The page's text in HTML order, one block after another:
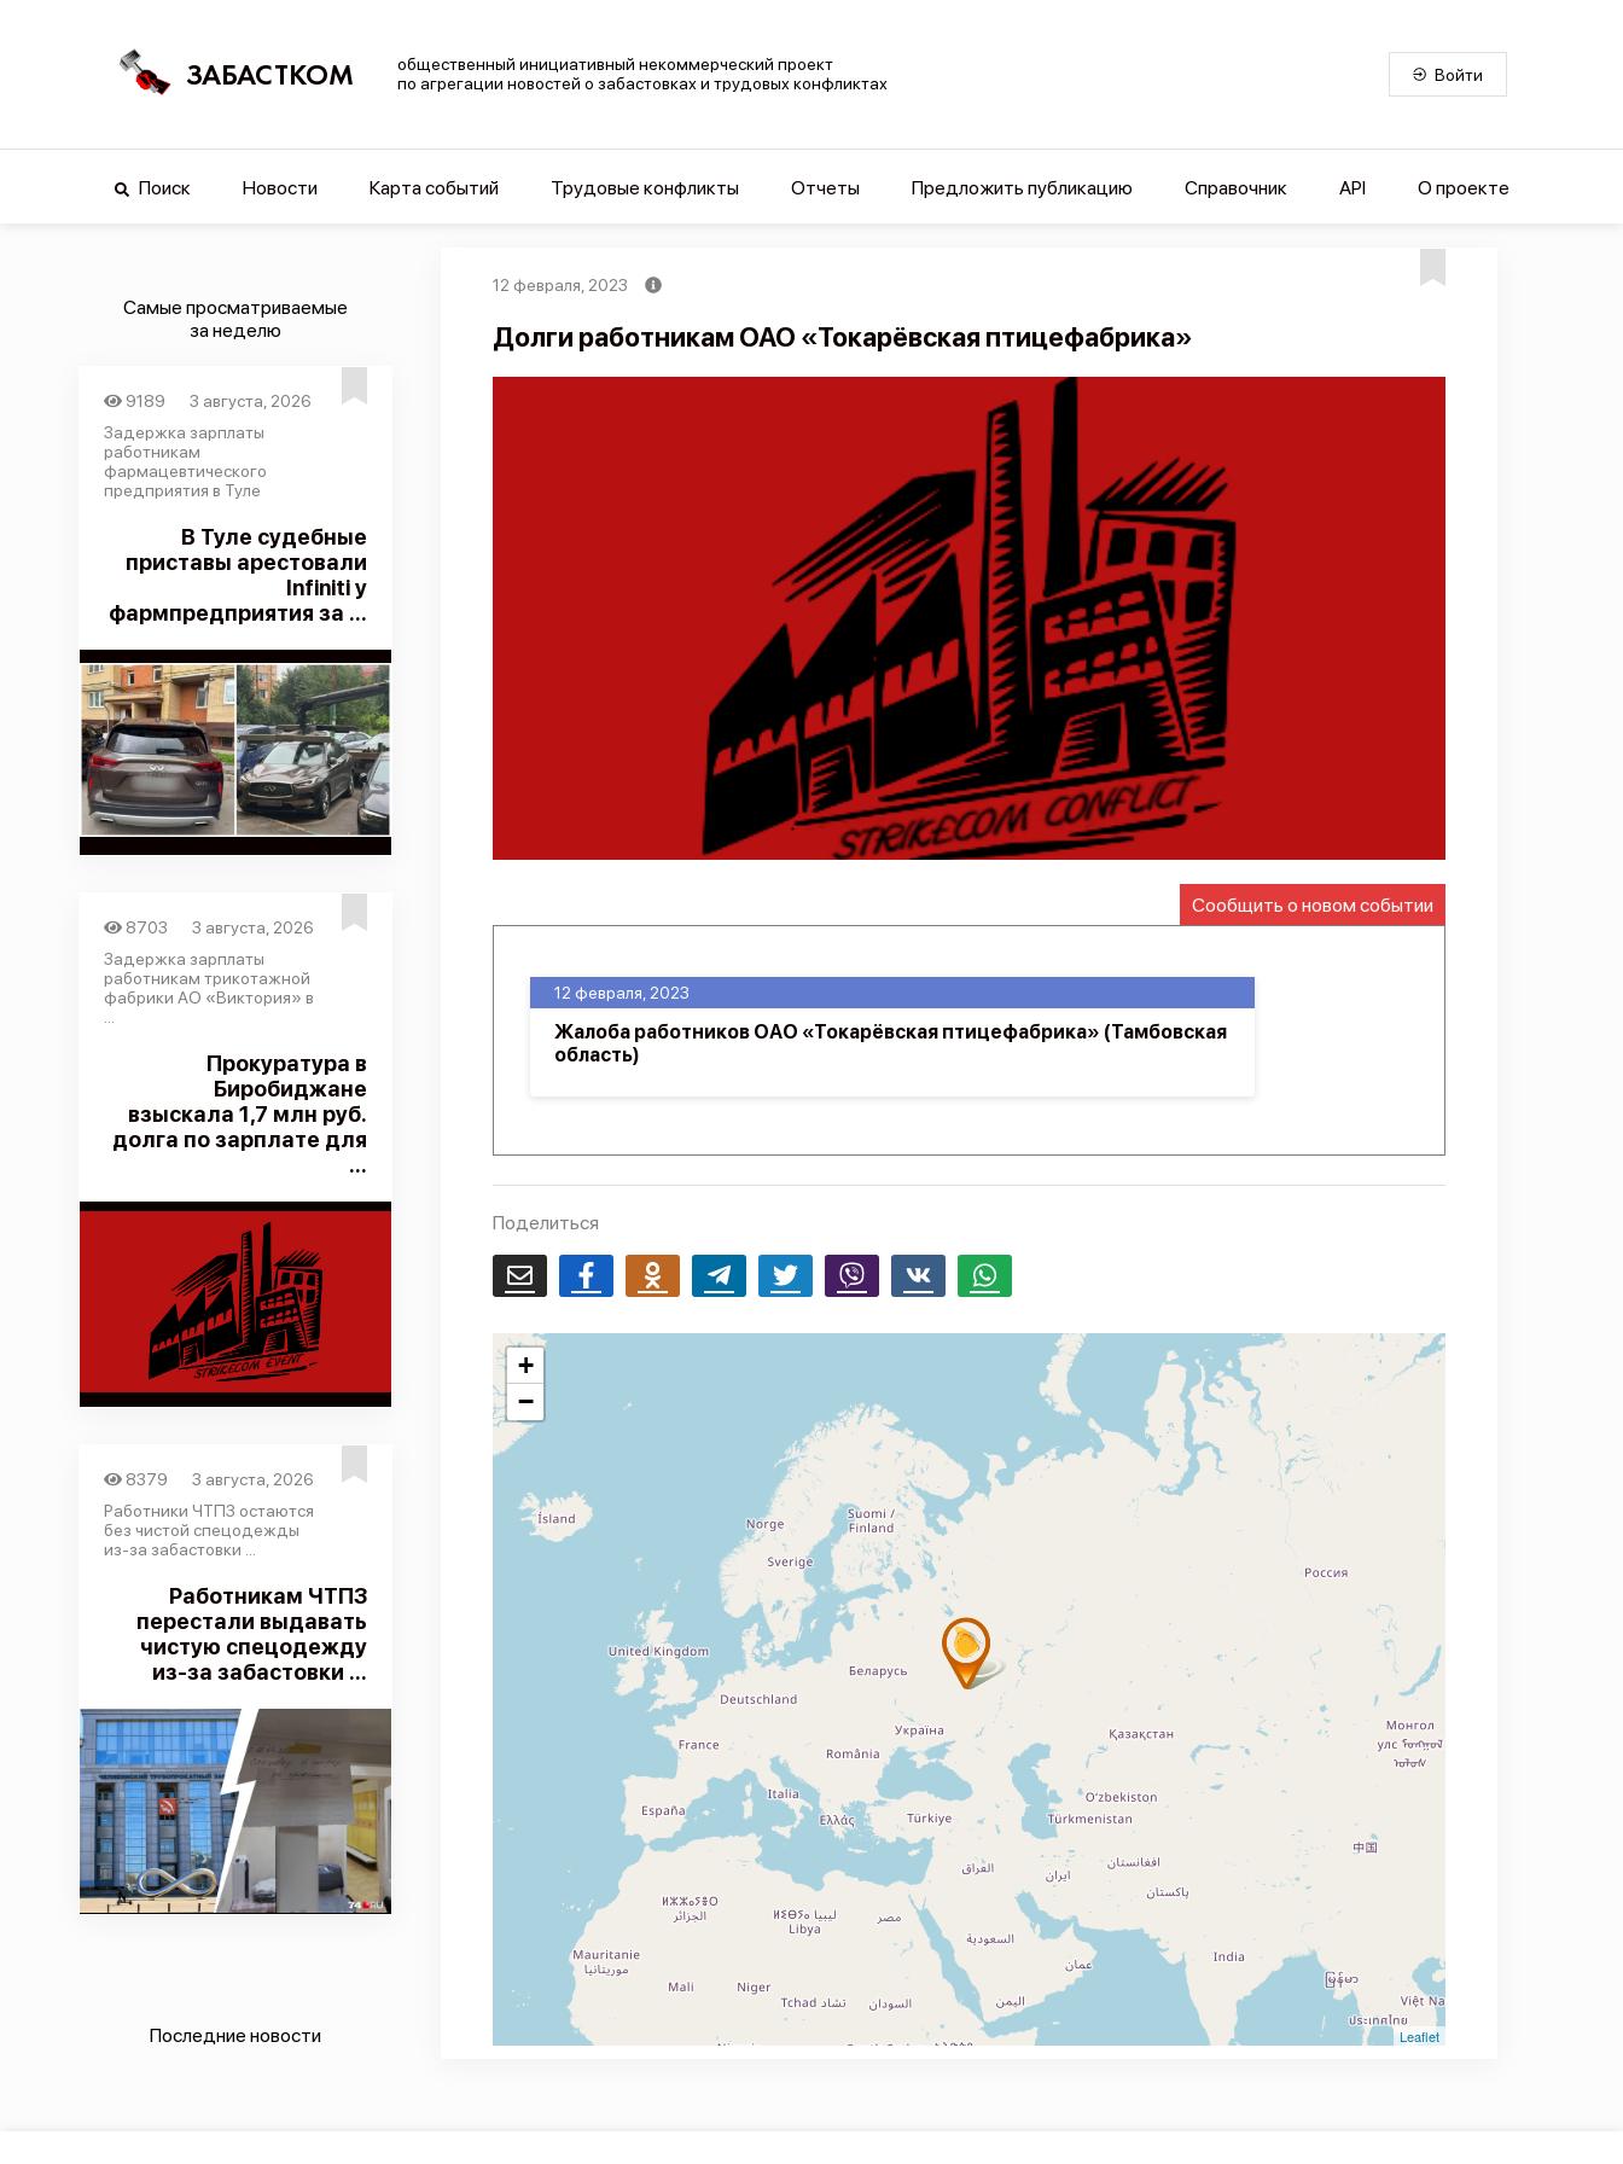
ЗАБАСТКОМ
общественный инициативный некоммерческий проект
по агрегации новостей о забастовках и трудовых конфликтах
Войти
Поиск Новости Карта событий Трудовые конфликты Отчеты Предложить публикацию Справочник API О проекте
Самые просматриваемые
за неделю
9189
3 августа, 2026
Задержка зарплаты
работникам
фармацевтического
предприятия в Туле
В Туле судебные
приставы арестовали
Infiniti у
фармпредприятия за ...
8703
3 августа, 2026
Задержка зарплаты
работникам трикотажной
фабрики АО «Виктория» в
Прокуратура в
Биробиджане
взыскала 1,7 млн руб.
долга по зарплате для
...
8379
3 августа, 2026
Работники ЧТПЗ остаются
без чистой спецодежды
из-за забастовки ...
Работникам ЧТПЗ
перестали выдавать
чистую спецодежду
из-за забастовки ...
Последние новости
12 февраля, 2023
Долги работникам ОАО «Токарёвская птицефабрика»
Сообщить о новом событии
12 февраля, 2023
Жалоба работников ОАО «Токарёвская птицефабрика» (Тамбовская
область)
Поделиться
Email FacebookOdnoklassnikiTelegram Twitter Viber Whatsapp
+
−
Leaflet